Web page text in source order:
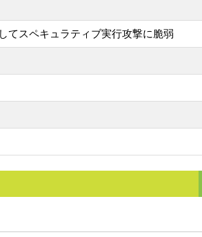
てスペキュラティブ実行攻撃に脆弱